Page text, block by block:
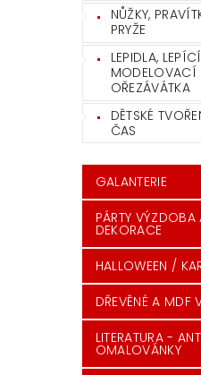
NŮŽKY,
PRYŽE
LEPIDLA,
MODELOVACÍ
OŘEZÁVÁTKA
DĚTSKÉ
ČAS
GALANTERIE
PÁRTY VÝZDOBA
DEKORACE
HALLOWEEN /
DŘEVĚNÉ A MDF
LITERATURA -
OMALOVÁNKY